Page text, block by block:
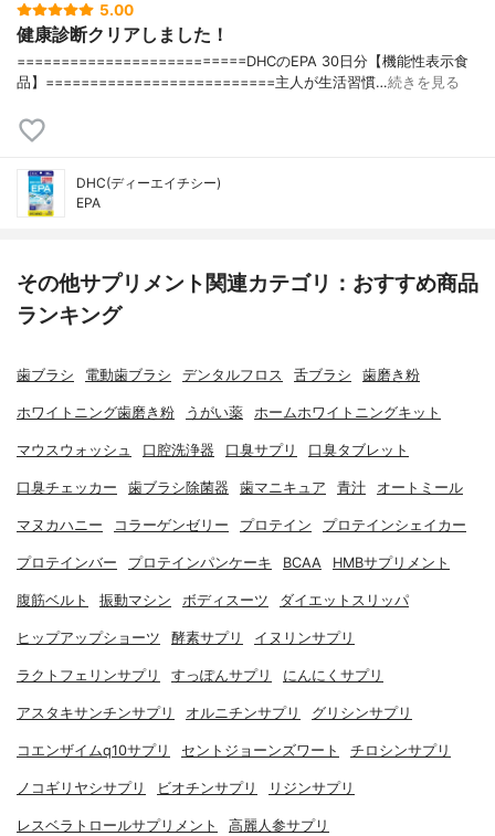
5.00
健康診断クリアしました！
==========================DHCのEPA 30日分【機能性表示食
品】==========================主人が生活習慣…続きを見る
DHC(ディーエイチシー)
EPA
その他サプリメント関連カテゴリ：おすすめ商品
ランキング
歯ブラシ 電動歯ブラシ デンタルフロス 舌ブラシ 歯磨き粉
ホワイトニング歯磨き粉 うがい薬 ホームホワイトニングキット
マウスウォッシュ 口腔洗浄器 口臭サプリ 口臭タブレット
口臭チェッカー 歯ブラシ除菌器 歯マニキュア 青汁 オートミール
マヌカハニー コラーゲンゼリー プロテイン プロテインシェイカー
プロテインバー プロテインパンケーキ BCAA HMBサプリメント
腹筋ベルト 振動マシン ボディスーツ ダイエットスリッパ
ヒップアップショーツ 酵素サプリ イヌリンサプリ
ラクトフェリンサプリ すっぽんサプリ にんにくサプリ
アスタキサンチンサプリ オルニチンサプリ グリシンサプリ
コエンザイムq10サプリ セントジョーンズワート チロシンサプリ
ノコギリヤシサプリ ビオチンサプリ リジンサプリ
レスベラトロールサプリメント 高麗人参サプリ